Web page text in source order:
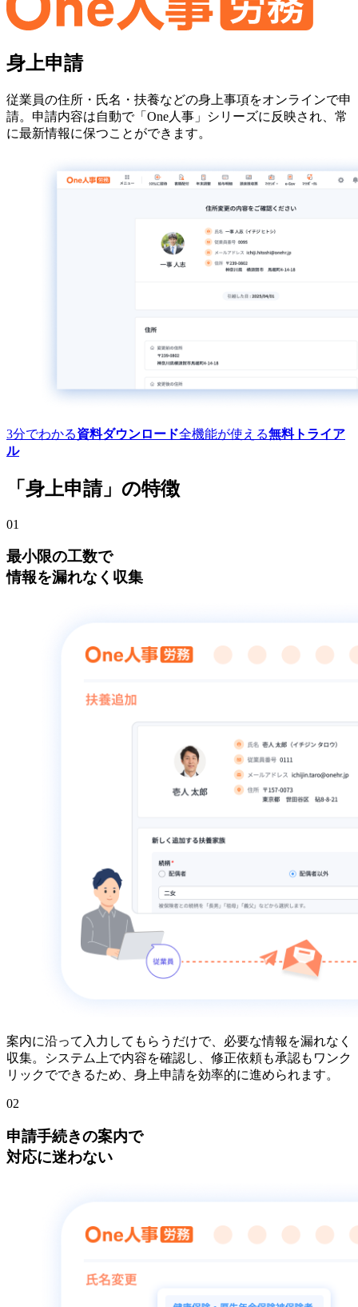
身上申請
従業員の住所・氏名・扶養などの身上事項をオンラインで申
請。申請内容は自動で「One人事」シリーズに反映され、常
に最新情報に保つことができます。
3分でわかる資料ダウンロード全機能が使える無料トライア
ル
「身上申請」の特徴
01
最小限の工数で
情報を漏れなく収集
案内に沿って入力してもらうだけで、必要な情報を漏れなく
収集。システム上で内容を確認し、修正依頼も承認もワンク
リックでできるため、身上申請を効率的に進められます。
02
申請手続きの案内で
対応に迷わない